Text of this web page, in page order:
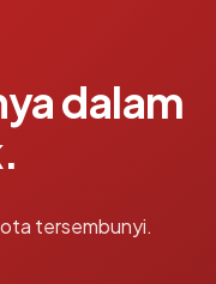
dalam
tersembunyi.